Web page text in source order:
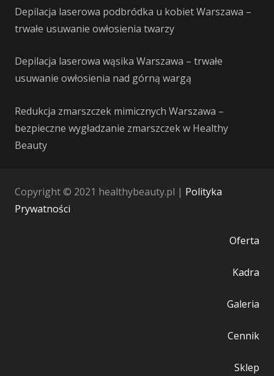
Depilacja laserowa podbródka u kobiet Warszawa –
trwałe usuwanie owłosienia twarzy
Depilacja laserowa wąsika Warszawa – trwałe
usuwanie owłosienia nad górną wargą
Redukcja zmarszczek mimicznych Warszawa –
bezpieczne wygładzanie zmarszczek w Healthy
Beauty
Copyright © 2021 healthybeauty.pl | Polityka
Prywatności
Oferta
Kadra
Galeria
Cennik
Sklep